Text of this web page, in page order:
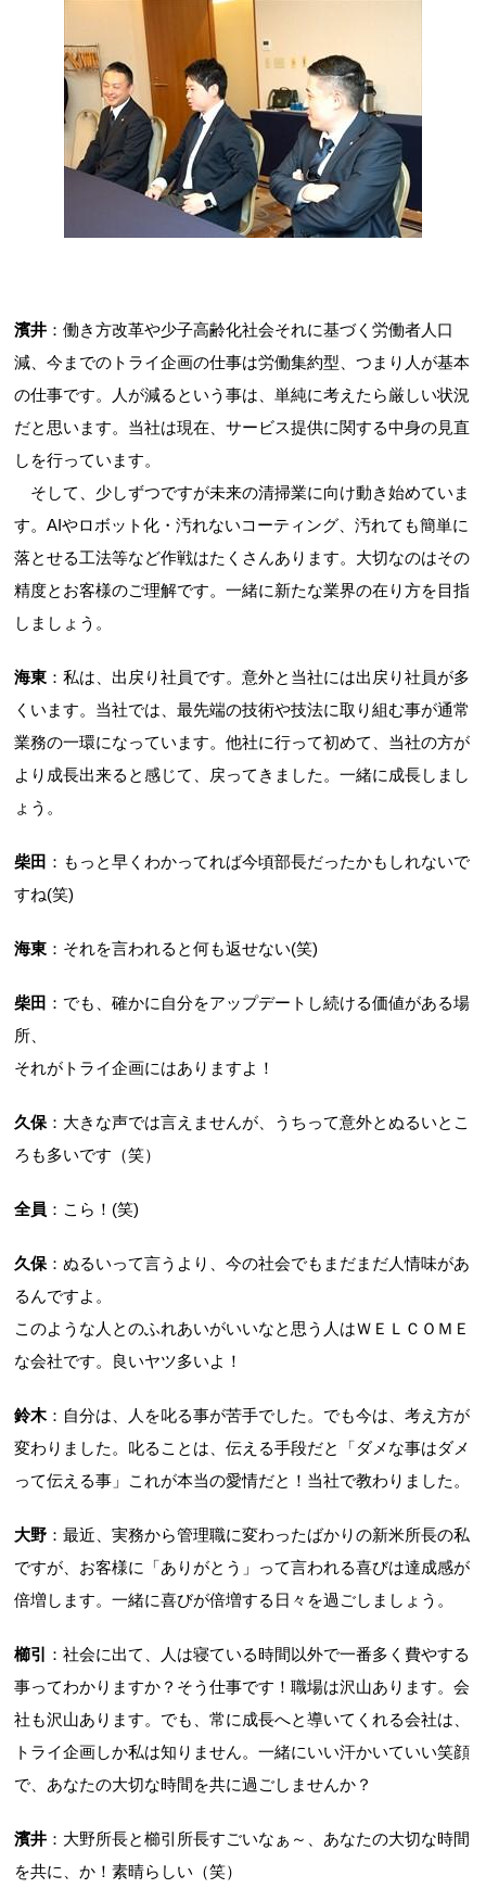
濱井 ：働き方改革や少子高齢化社会それに基づく労働者人口
減、今までのトライ企画の仕事は労働集約型、つまり人が基本
の仕事です。人が減るという事は、単純に考えたら厳しい状況
だと思います。当社は現在、サービス提供に関する中身の見直
しを行っています。
そして、少しずつですが未来の清掃業に向け動き始めていま
す。AIやロボット化・汚れないコーティング、汚れても簡単に
落とせる工法等など作戦はたくさんあります。大切なのはその
精度とお客様のご理解です。一緒に新たな業界の在り方を目指
しましょう。
海東 ：私は、出戻り社員です。意外と当社には出戻り社員が多
くいます。当社では、最先端の技術や技法に取り組む事が通常
業務の一環になっています。他社に行って初めて、当社の方が
より成長出来ると感じて、戻ってきました。一緒に成長しまし
ょう。
柴田 ：もっと早くわかってれば今頃部長だったかもしれないで
すね(笑)
海東 ：それを言われると何も返せない(笑)
柴田 ：でも、確かに自分をアップデートし続ける価値がある場
所、
それがトライ企画にはありますよ！
久保 ：大きな声では言えませんが、うちって意外とぬるいとこ
ろも多いです（笑）
全員 ：こら！(笑)
久保 ：ぬるいって言うより、今の社会でもまだまだ人情味があ
るんですよ。
このような人とのふれあいがいいなと思う人はＷＥＬＣＯＭＥ
な会社です。良いヤツ多いよ！
鈴木：自分は、人を叱る事が苦手でした。でも今は、考え方が
変わりました。叱ることは、伝える手段だと「ダメな事はダメ
って伝える事」これが本当の愛情だと！当社で教わりました。
大野 ：最近、実務から管理職に変わったばかりの新米所長の私
ですが、お客様に「ありがとう」って言われる喜びは達成感が
倍増します。一緒に喜びが倍増する日々を過ごしましょう。
櫛引
：社会に出て、人は寝ている時間以外で一番多く費やする
事ってわかりますか？そう仕事です！職場は沢山あります。会
社も沢山あります。でも、常に成長へと導いてくれる会社は、
トライ企画しか私は知りません。一緒にいい汗かいていい笑顔
で、あなたの大切な時間を共に過ごしませんか？
濱井 ：大野所長と櫛引所長すごいなぁ～、あなたの大切な時間
を共に、か！素晴らしい（笑）